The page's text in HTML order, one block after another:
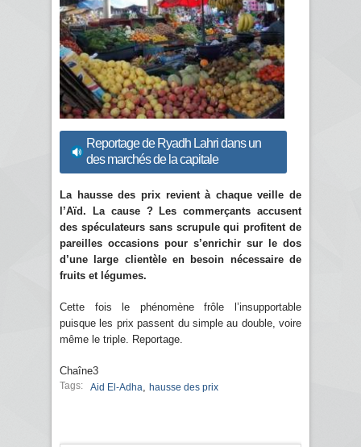
Reportage de Ryadh Lahri dans un
des marchés de la capitale
La hausse des prix revient à chaque veille de
l’Aïd. La cause ? Les commerçants accusent
des spéculateurs sans scrupule qui profitent de
pareilles occasions pour s’enrichir sur le dos
d’une large clientèle en besoin nécessaire de
fruits et légumes.
Cette fois le phénomène frôle l’insupportable
puisque les prix passent du simple au double, voire
même le triple. Reportage.
Chaîne3
Tags: Aid El-Adha hausse des prix